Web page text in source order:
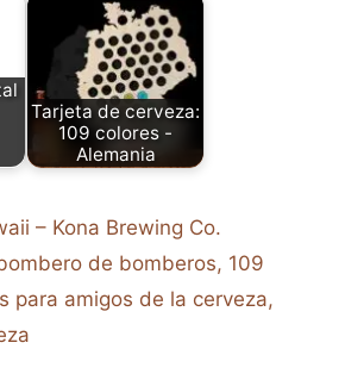
Tarjeta de cerveza:
109 colores -
Alemania
– Kona Brewing Co.
de bomberos, 109
para amigos de la cerveza,